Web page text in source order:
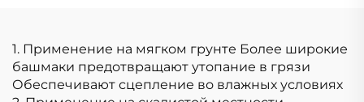
1. Применение на мягком грунте Более широкие
башмаки предотвращают утопание в грязи
Обеспечивают сцепление во влажных условиях